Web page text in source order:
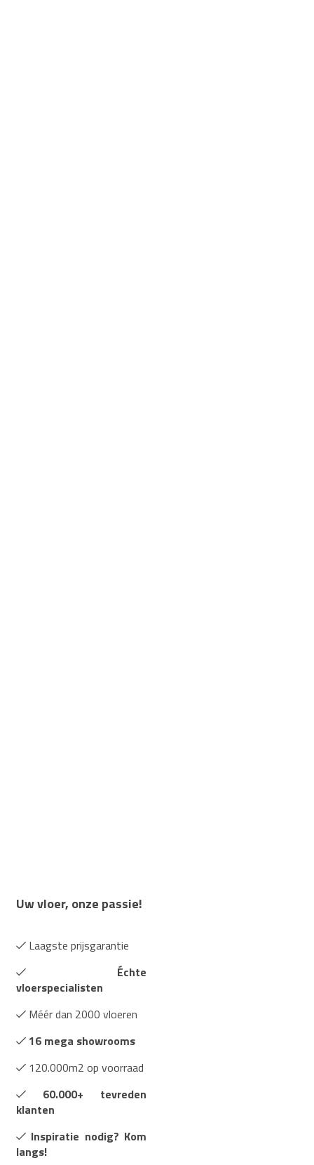
Uw vloer, onze passie!
Laagste prijsgarantie
Échte
vloerspecialisten
Méér dan 2000 vloeren
16 mega showrooms
120.000m2 op voorraad
60.000+ tevreden
klanten
Inspiratie nodig? Kom
langs!